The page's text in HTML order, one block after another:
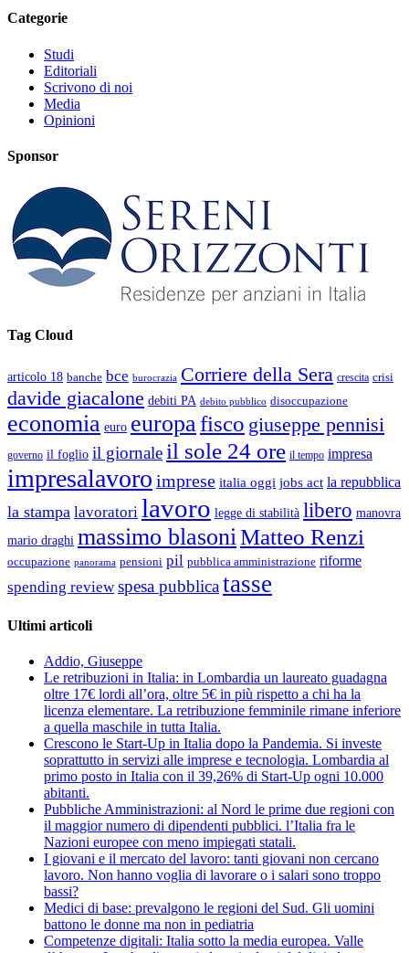
Categorie
Studi
Editoriali
Scrivono di noi
Media
Opinioni
Sponsor
Tag Cloud
articolo 18 banche bce burocrazia Corriere della Sera crescita crisi
davide giacalone debiti PA debito pubblico disoccupazione
economia euro europa fisco giuseppe pennisi
governo il foglio il giornale il sole 24 ore il tempo impresa
impresalavoro imprese italia oggi jobs act la repubblica
la stampa lavoratori lavoro legge di stabilità libero manovra
mario draghi massimo blasoni Matteo Renzi
occupazione panorama pensioni pil pubblica amministrazione riforme
spending review spesa pubblicatasse
Ultimi articoli
Addio, Giuseppe
Le retribuzioni in Italia: in Lombardia un laureato guadagna
oltre 17€ lordi all’ora, oltre 5€ in più rispetto a chi ha la
licenza elementare. La retribuzione femminile rimane inferiore
a quella maschile in tutta Italia.
Crescono le Start-Up in Italia dopo la Pandemia. Si investe
soprattutto in servizi alle imprese e tecnologia. Lombardia al
primo posto in Italia con il 39,26% di Start-Up ogni 10.000
abitanti.
Pubbliche Amministrazioni: al Nord le prime due regioni con
il maggior numero di dipendenti pubblici. l’Italia fra le
Nazioni europee con meno impiegati statali.
I giovani e il mercato del lavoro: tanti giovani non cercano
lavoro. Non hanno voglia di lavorare o i salari sono troppo
bassi?
Medici di base: prevalgono le regioni del Sud. Gli uomini
battono le donne ma non in pediatria
Competenze digitali: Italia sotto la media europea. Valle